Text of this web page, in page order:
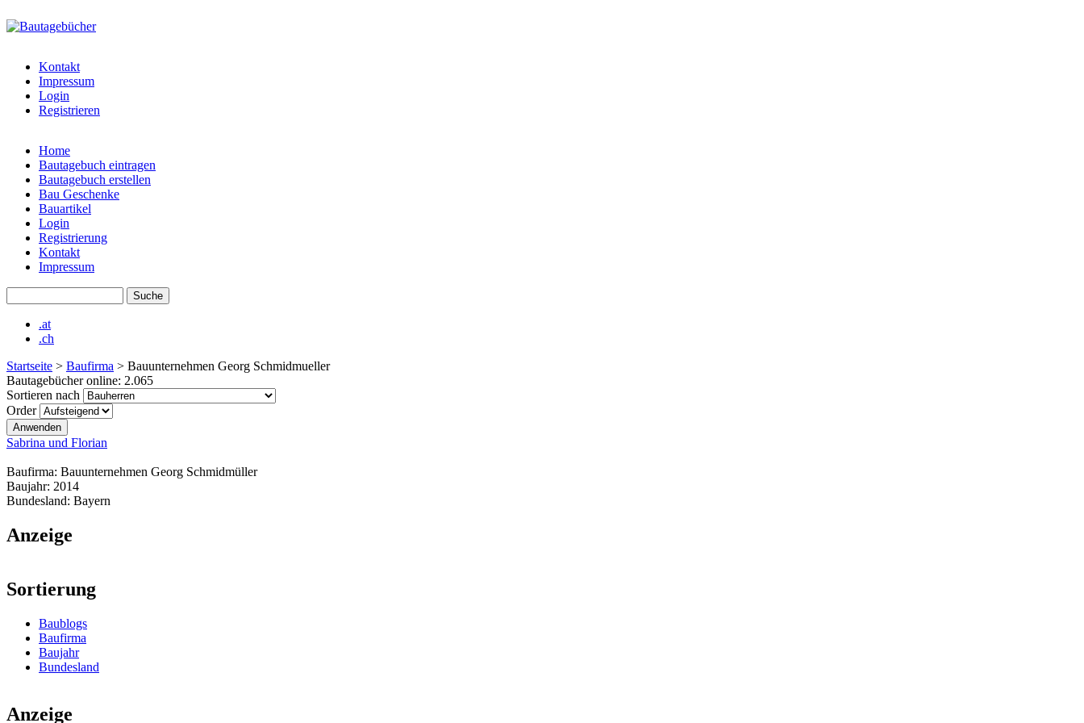
bautagebuch-
liste.de
Kontakt
Impressum
Login
Registrieren
Hauptmenü
Home
Bautagebuch eintragen
Bautagebuch erstellen
Bau Geschenke
Bauartikel
Login
Registrierung
Kontakt
Impressum
.at
.ch
Startseite > Baufirma > Bauunternehmen Georg Schmidmueller
Bautagebücher online: 2.065
Sortieren nach
Order
Sabrina und Florian
Baufirma: Bauunternehmen Georg Schmidmüller
Baujahr: 2014
Bundesland: Bayern
Anzeige
Sortierung
Baublogs
Baufirma
Baujahr
Bundesland
Anzeige